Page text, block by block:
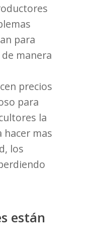
para
manera
precios
para
la
hacer mas
los
están